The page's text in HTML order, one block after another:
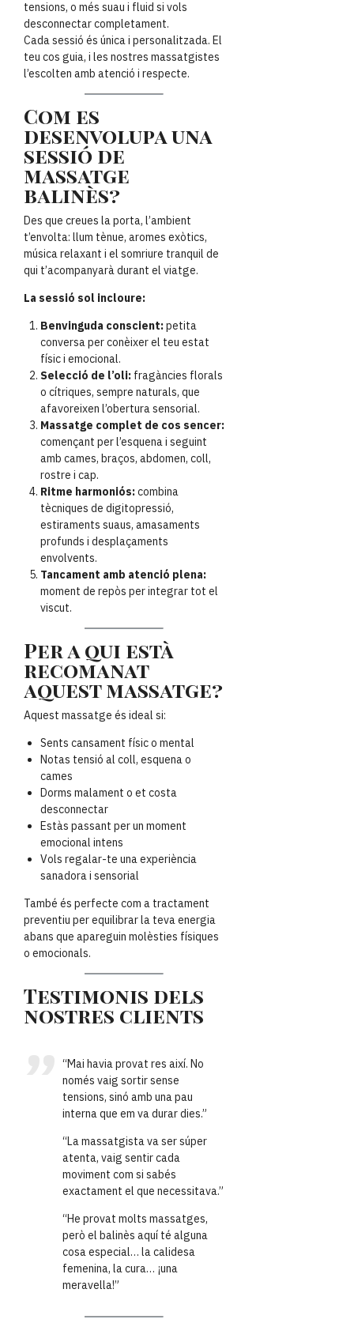
tensions, o més suau i fluid si vols
desconnectar completament.
Cada sessió és única i personalitzada. El
teu cos guia, i les nostres massatgistes
l’escolten amb atenció i respecte.
Com es
desenvolupa una
sessió de
massatge
balinès?
Des que creues la porta, l’ambient
t’envolta: llum tènue, aromes exòtics,
música relaxant i el somriure tranquil de
qui t’acompanyarà durant el viatge.
La sessió sol incloure:
Benvinguda conscient:petita
conversa per conèixer el teu estat
físic i emocional.
Selecció de l’oli: fragàncies florals
o cítriques, sempre naturals, que
afavoreixen l’obertura sensorial.
Massatge complet de cos sencer:
començant per l’esquena i seguint
amb cames, braços, abdomen, coll,
rostre i cap.
Ritme harmoniós:combina
tècniques de digitopressió,
estiraments suaus, amasaments
profunds i desplaçaments
envolvents.
Tancament amb atenció plena:
moment de repòs per integrar tot el
viscut.
Per a qui està
recomanat
aquest massatge?
Aquest massatge és ideal si:
Sents cansament físic o mental
Notas tensió al coll, esquena o
cames
Dorms malament o et costa
desconnectar
Estàs passant per un moment
emocional intens
Vols regalar-te una experiència
sanadora i sensorial
També és perfecte com a tractament
preventiu per equilibrar la teva energia
abans que apareguin molèsties físiques
o emocionals.
Testimonis dels
nostres clients
“Mai havia provat res així. No
només vaig sortir sense
tensions, sinó amb una pau
interna que em va durar dies.”
“La massatgista va ser súper
atenta, vaig sentir cada
moviment com si sabés
exactament el que necessitava.”
“He provat molts massatges,
però el balinès aquí té alguna
cosa especial… la calidesa
femenina, la cura… ¡una
meravella!”